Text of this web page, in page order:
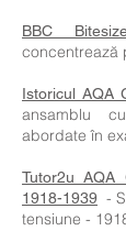
BBC
concentrează
Istoricul AQA
ansamblu
abordate în
Tutor2u AQA
1918-1939 -
tensiune -